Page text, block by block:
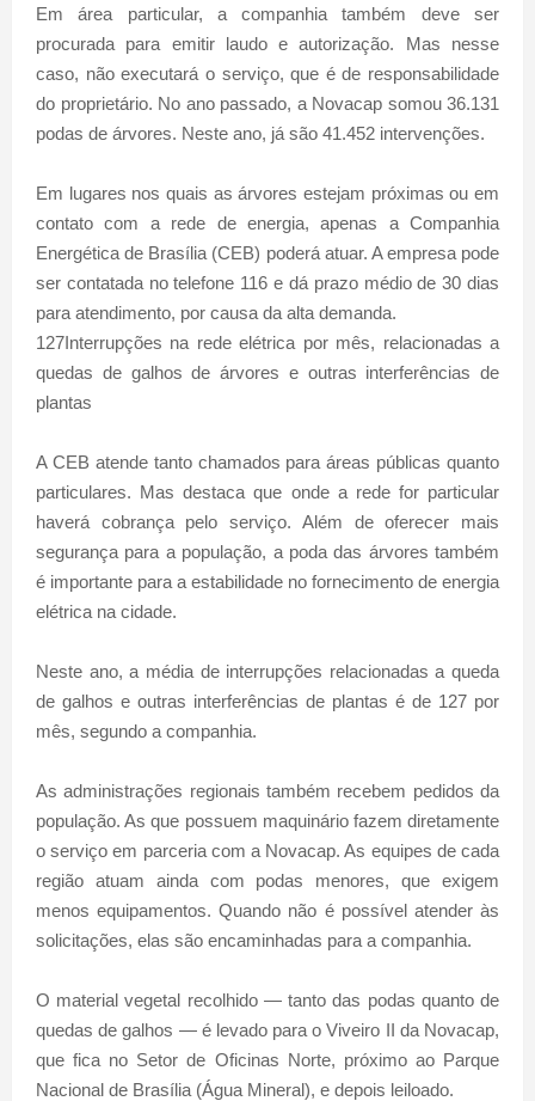
Em área particular, a companhia também deve ser
procurada para emitir laudo e autorização. Mas nesse
caso, não executará o serviço, que é de responsabilidade
do proprietário. No ano passado, a Novacap somou 36.131
podas de árvores. Neste ano, já são 41.452 intervenções.
Em lugares nos quais as árvores estejam próximas ou em
contato com a rede de energia, apenas a Companhia
Energética de Brasília (CEB) poderá atuar. A empresa pode
ser contatada no telefone 116 e dá prazo médio de 30 dias
para atendimento, por causa da alta demanda.
127Interrupções na rede elétrica por mês, relacionadas a
quedas de galhos de árvores e outras interferências de
plantas
A CEB atende tanto chamados para áreas públicas quanto
particulares. Mas destaca que onde a rede for particular
haverá cobrança pelo serviço. Além de oferecer mais
segurança para a população, a poda das árvores também
é importante para a estabilidade no fornecimento de energia
elétrica na cidade.
Neste ano, a média de interrupções relacionadas a queda
de galhos e outras interferências de plantas é de 127 por
mês, segundo a companhia.
As administrações regionais também recebem pedidos da
população. As que possuem maquinário fazem diretamente
o serviço em parceria com a Novacap. As equipes de cada
região atuam ainda com podas menores, que exigem
menos equipamentos. Quando não é possível atender às
solicitações, elas são encaminhadas para a companhia.
O material vegetal recolhido — tanto das podas quanto de
quedas de galhos — é levado para o Viveiro II da Novacap,
que fica no Setor de Oficinas Norte, próximo ao Parque
Nacional de Brasília (Água Mineral), e depois leiloado.